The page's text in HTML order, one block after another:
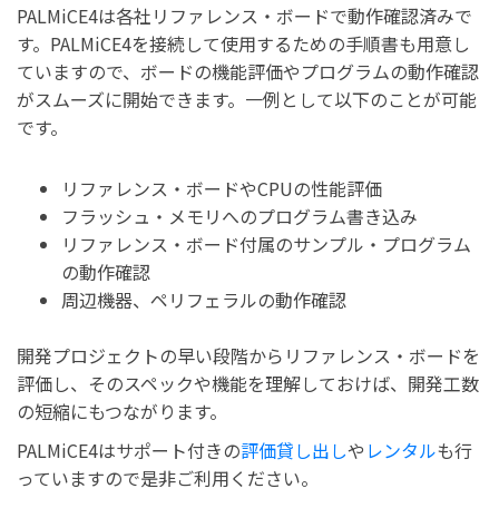
PALMiCE4は各社リファレンス・ボードで動作確認済みで
す。PALMiCE4を接続して使用するための手順書も用意し
ていますので、ボードの機能評価やプログラムの動作確認
がスムーズに開始できます。一例として以下のことが可能
です。
リファレンス・ボードやCPUの性能評価
フラッシュ・メモリへのプログラム書き込み
リファレンス・ボード付属のサンプル・プログラム
の動作確認
周辺機器、ペリフェラルの動作確認
開発プロジェクトの早い段階からリファレンス・ボードを
評価し、そのスペックや機能を理解しておけば、開発工数
の短縮にもつながります。
PALMiCE4はサポート付きの評価貸し出しや レンタルも行
っていますので是非ご利用ください。